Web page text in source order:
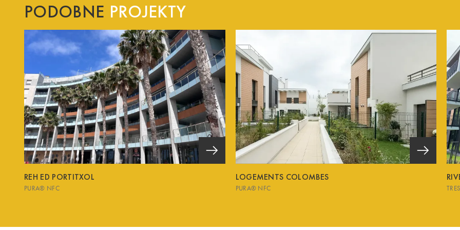
PODOBNE PROJEKTY
REH ED PORTITXOL
PURA® NFC
LOGEMENTS COLOMBES
PURA® NFC